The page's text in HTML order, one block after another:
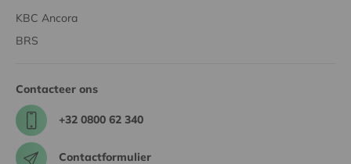
KBC Ancora
BRS
Contacteer ons
+32 0800 62 340
Contactformulier